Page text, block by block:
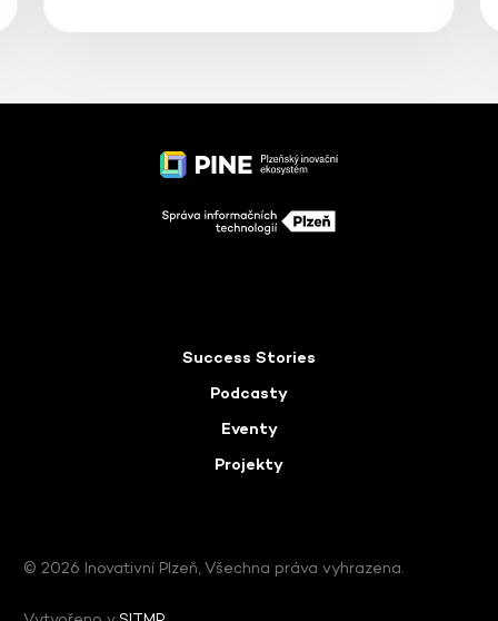
Success Stories
Podcasty
Eventy
Projekty
© 2026 Inovativní Plzeň, Všechna práva vyhrazena.